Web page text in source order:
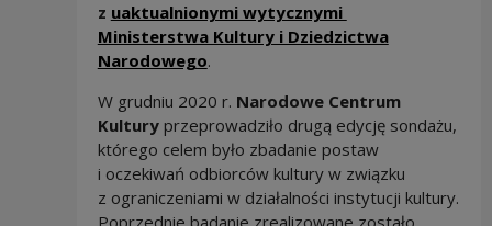
z uaktualnionymi wytycznymi
Ministerstwa Kultury i Dziedzictwa
NarodowegoNote, the link will open in a new
.
W grudniu 2020 r. Narodowe Centrum
Kulturyprzeprowadziło drugą edycję sondażu,
którego celem było zbadanie postaw
i oczekiwań odbiorców kultury w związku
z ograniczeniami w działalności instytucji kultury.
Poprzednie badanie zrealizowane zostało